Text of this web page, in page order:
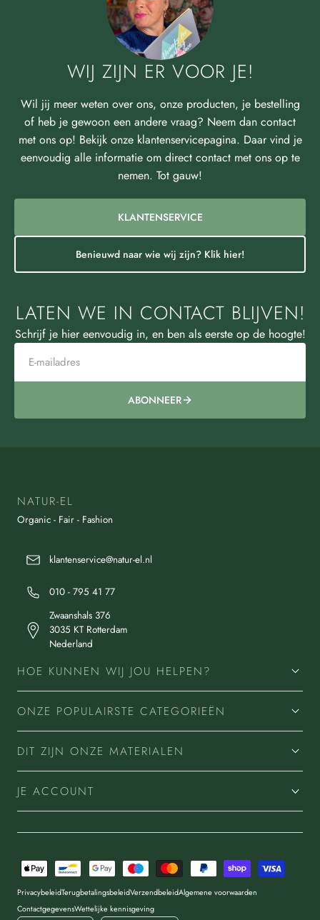
WIJ ZIJN ER VOOR JE!
Wil jij meer weten over ons, onze producten, je bestelling
of heb je gewoon een andere vraag? Neem dan contact
met ons op! Bekijk onze klantenservicepagina. Daar vind je
eenvoudig alle informatie om direct contact met ons op te
nemen. Tot gauw!
KLANTENSERVICE
Benieuwd naar wie wij zijn? Klik hier!
LATEN WE IN CONTACT BLIJVEN!
Schrijf je hier eenvoudig in, en ben als eerste op de hoogte!
ABONNEER
NATUR-EL
Organic - Fair - Fashion
klantenservice@natur-el.nl
010 - 795 41 77
Zwaanshals 376
3035 KT Rotterdam
Nederland
HOE KUNNEN WIJ JOU HELPEN?
ONZE POPULAIRSTE CATEGORIEËN
DIT ZIJN ONZE MATERIALEN
JE ACCOUNT
Betaalmethoden
PrivacybeleidTerugbetalingsbeleidVerzendbeleidAlgemene voorwaarden
ContactgegevensWettelijke kennisgeving